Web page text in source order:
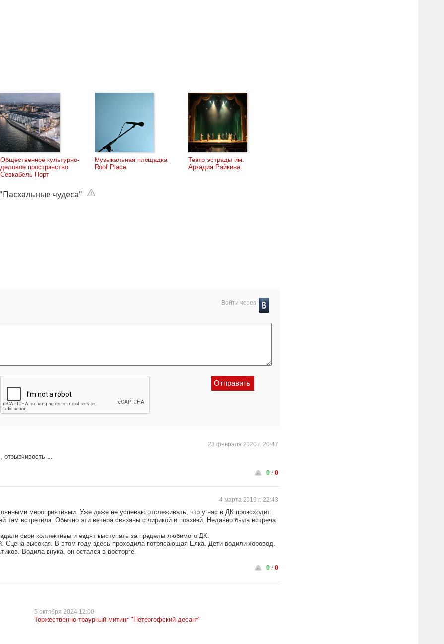
Общественное культурно-
деловое пространство
Севкабель Порт
Музыкальная площадка
Roof Place
Театр эстрады им.
Аркадия Райкина
чудеса"
Войти через
23 февраля 2020 г. 20:47
отзывчивость ...
0/0
4 марта 2019 г. 22:43
мероприятиями. Уже даже не успеваю отслеживать, что у нас в ДК происходит.
там встретила. Обычно эти вечера связаны с лирикой и поэзией. Недавно была встреча
свои коллективы и ездят выступать за пределы любимого ДК.
Сцена высокая. В этом году здесь проходила потрясающая Елка. Дети водили хоровод.
Водила внука, он остался в восторге.
0/0
5 октября 2024 12:00
Торжественно-траурный митинг "Петергофский десант"